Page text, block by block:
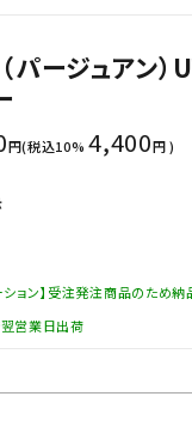
パージュアン）
円(税込10%4,400円 )
ション】受注発注商品のため
営業日出荷